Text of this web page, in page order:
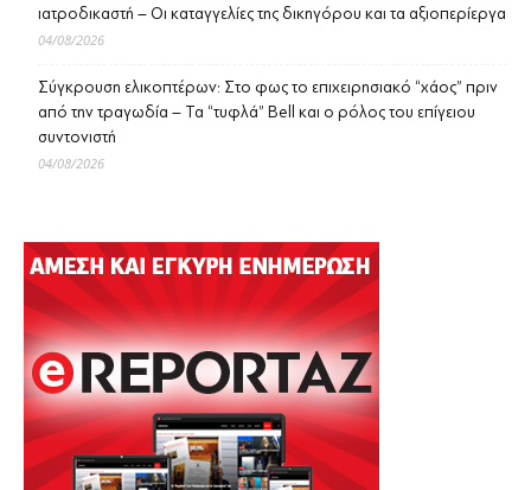
ιατροδικαστή – Οι καταγγελίες της δικηγόρου και τα αξιοπερίεργα
04/08/2026
Σύγκρουση ελικοπτέρων: Στο φως το επιχειρησιακό “χάος” πριν
από την τραγωδία – Τα “τυφλά” Bell και ο ρόλος του επίγειου
συντονιστή
04/08/2026